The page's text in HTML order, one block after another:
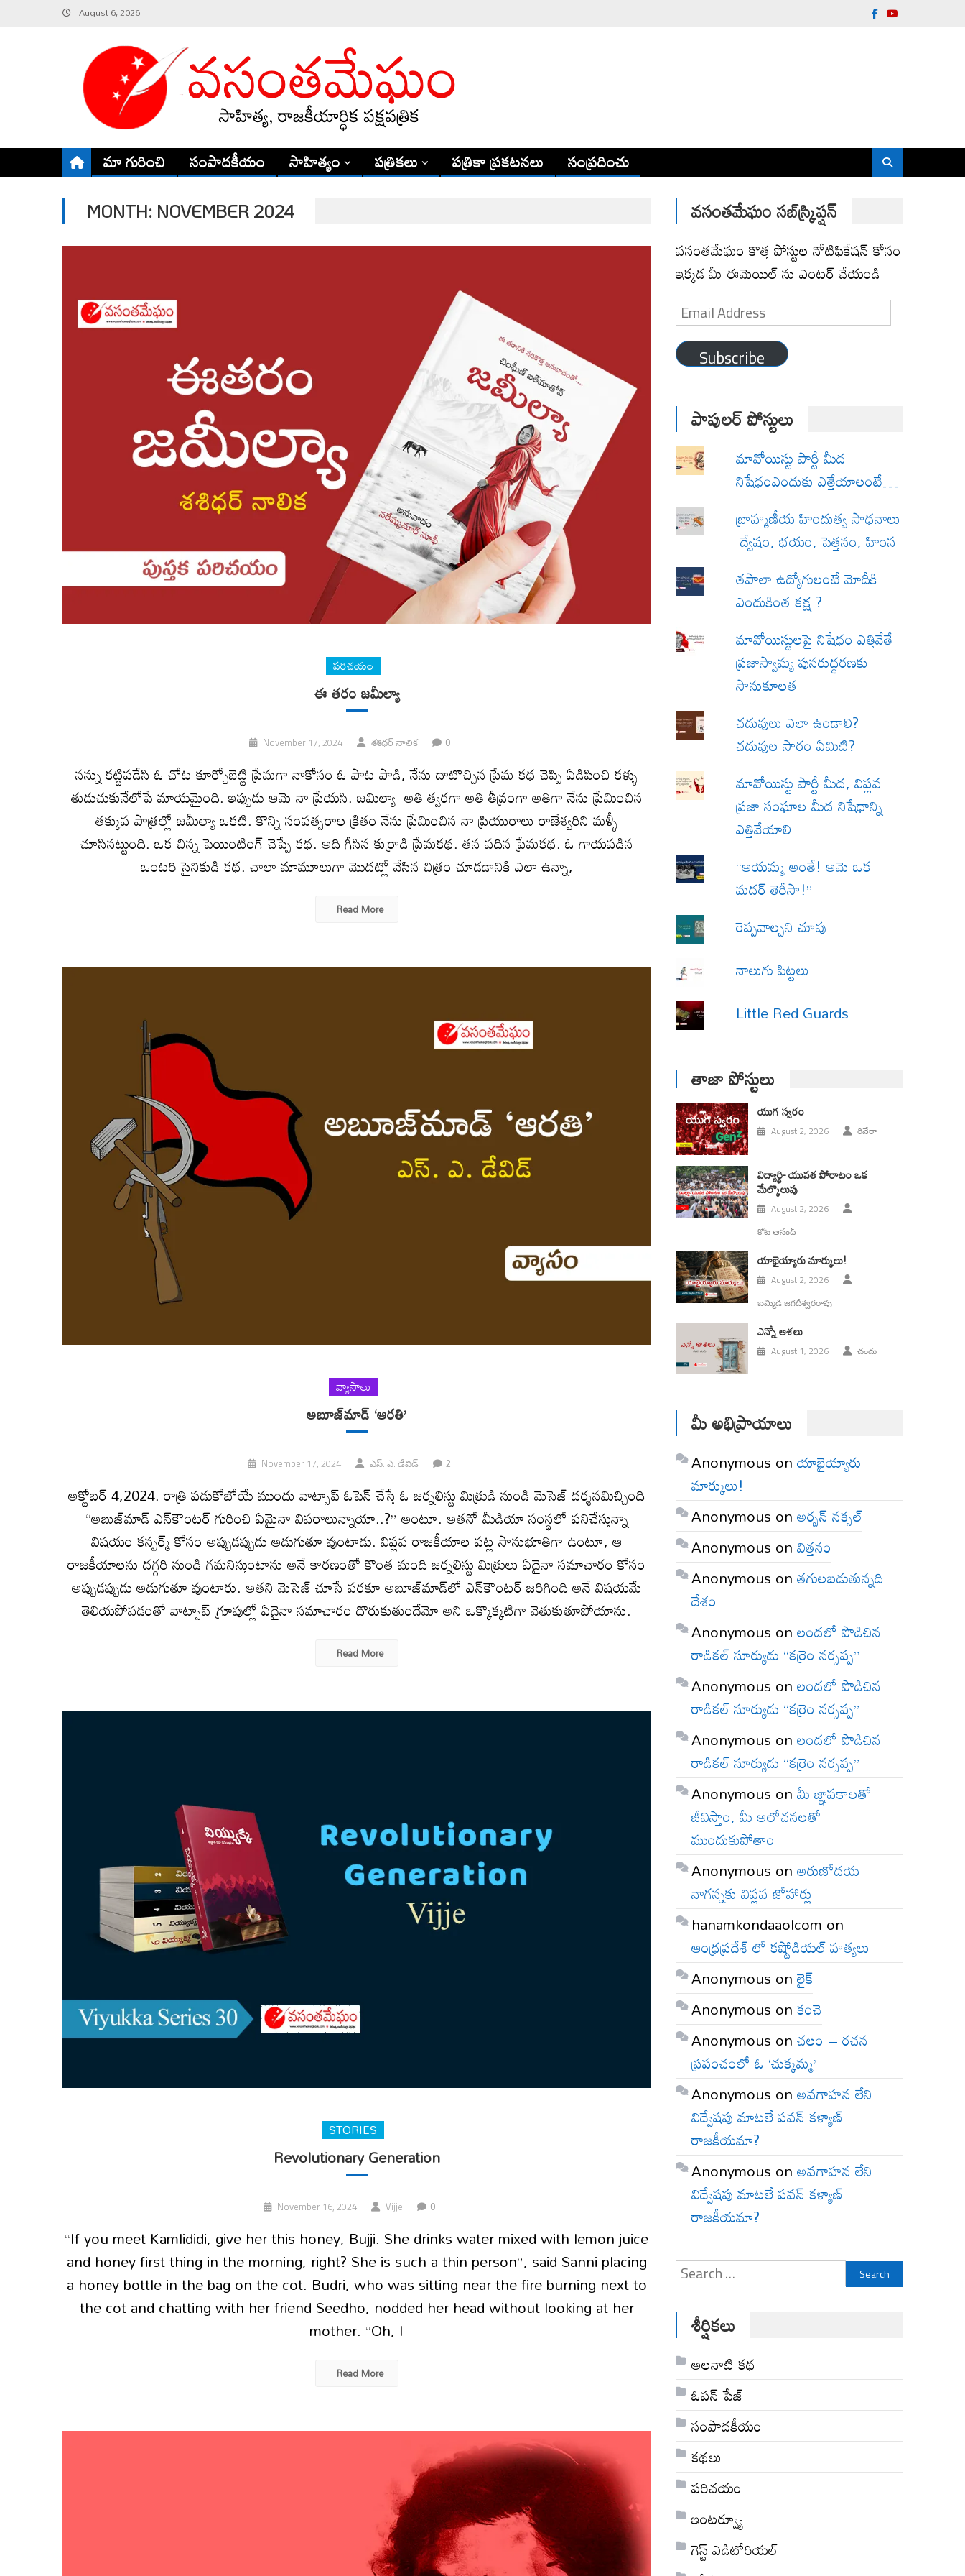
August 6, 2026
మా గురించి సంపాదకీయం సాహిత్యం పత్రికలు పత్రికా ప్రకటనలు సంప్రదించు
MONTH: NOVEMBER 2024
పరిచయం
ఈ తరం జమీల్యా
November 17, 2024 శశిధర్ నాలిక 0
నన్ను కట్టిపడేసి ఓ చోట కూర్చోబెట్టి ప్రేమగా నాకోసం ఓ పాట పాడి, నేను దాటొచ్చిన ప్రేమ కధ చెప్పి ఏడిపించి కళ్ళు
తుడుచుకునేలోపే మాయమైంది. ఇప్పుడు ఆమె నా ప్రేయసి. జమిల్యా అతి త్వరగా అతి తీవ్రంగా అతిగా నేను ప్రేమించిన
తక్కువ పాత్రల్లో జమీల్యా ఒకటి. కొన్ని సంవత్సరాల క్రితం నేను ప్రేమించిన నా ప్రియురాలు రాజేశ్వరిని మళ్ళీ
చూసినట్టుంది. ఒక చిన్న పెయింటింగ్ చెప్పే కథ. అది గీసిన కుర్రాడి ప్రేమకథ. తన వదిన ప్రేమకథ. ఓ గాయపడిన
ఒంటరి సైనికుడి కథ. చాలా మామూలుగా మొదట్లో వేసిన చిత్రం చూడడానికి ఎలా ఉన్నా,
Read More
వ్యాసాలు
అబూజ్‌మాడ్‌ ‘ఆరతి’
November 17, 2024 ఎస్‌. ఎ. డేవిడ్‌ 2
అక్టోబర్‌ 4,2024. రాత్రి పడుకోబోయే ముందు వాట్సాప్‌ ఓపెన్‌ చేస్తే ఓ జర్నలిస్టు మిత్రుడి నుండి మెసెజ్‌ దర్శనమిచ్చింది
“అబుజ్‌మాడ్‌ ఎన్‌కౌంటర్‌ గురించి ఏమైనా వివరాలున్నాయా..?” అంటూ. అతనో మీడియా సంస్థలో పనిచేస్తున్నా
విషయం కన్ఫర్మ్‌ కోసం అప్పుడప్పుడు అడుగుతూ వుంటాడు. విప్లవ రాజకీయాల పట్ల సానుభూతిగా ఉంటూ, ఆ
రాజకీయాలను దగ్గరి నుండి గమనిస్తుంటాను అనే కారణంతో కొంత మంది జర్నలిస్టు మిత్రులు ఏదైనా సమాచారం కోసం
అప్పుడప్పుడు అడుగుతూ వుంటారు. అతని మెసెజ్‌ చూసే వరకూ అబూజ్‌మాడ్‌లో ఎన్‌కౌంటర్‌ జరిగింది అనే విషయమే
తెలియపోవడంతో వాట్సాప్‌ గ్రూపుల్లో ఏదైనా సమాచారం దొరుకుతుందేమో అని ఒక్కొక్కటిగా వెతుకుతూపోయాను.
Read More
STORIES
Revolutionary Generation
November 16, 2024 Vijje 0
“If you meet Kamlididi, give her this honey, Bujji. She drinks water mixed with lemon juice
and honey first thing in the morning, right? She is such a thin person”, said Sanni placing
a honey bottle in the bag on the cot. Budri, who was sitting near the fire burning next to
the cot and chatting with her friend Seedho, nodded her head without looking at her
mother. “Oh, I
Read More
వసంతమేఘం సబ్‌స్క్రిప్షన్
వసంతమేఘం కొత్త పోస్టుల నోటిఫికేషన్ కోసం
ఇక్కడ మీ ఈమెయిల్ ను ఎంటర్ చేయండి
Email
Address
Subscribe
పాపులర్ పోస్టులు
మావోయిస్టు పార్టీ మీద
నిషేధంఎందుకు ఎత్తేయాలంటే…
బ్రాహ్మణీయ హిందుత్వ సాధనాలు
ద్వేషం, భయం, పెత్తనం, హింస
త‌పాలా ఉద్యోగులంటే మోదీకి
ఎందుకింత కక్ష ?
మావోయిస్టులపై నిషేధం ఎత్తివేతే
ప్రజాస్వామ్య పునరుద్ధరణకు
సానుకూలత
చదువులు ఎలా ఉండాలి?
చదువుల సారం ఏమిటి?
మావోయిస్టు పార్టీ మీద, విప్లవ
ప్రజా సంఘాల మీద నిషేధాన్ని
ఎత్తివేయాలి
“ఆయమ్మ అంతే! ఆమె ఒక
మదర్ తెరీసా!”
రెప్పవాల్చని చూపు
నాలుగు పిట్టలు
Little Red Guards
తాజా పోస్టులు
యుగ స్వ‌రం
August 2, 2026 రివేరా
విద్యార్థి- యువత పోరాటం ఒక
మేల్కొలుపు
August 2, 2026
కోట ఆనంద్
యాభైయ్యారు మార్కులు!
August 2, 2026
బమ్మిడి జగదీశ్వరరావు
ఎన్నో ఆశలు
August 1, 2026 చందు
మీ అభిప్రాయాలు
Anonymous onయాభైయ్యారు
మార్కులు!
Anonymous onఅర్బన్ నక్సల్
Anonymous onవిత్తనం
Anonymous onతగులబడుతున్నది
దేశం
Anonymous onలందలో పొడిచిన
రాడికల్ సూర్యుడు “కర్రెం నర్సప్ప”
Anonymous onలందలో పొడిచిన
రాడికల్ సూర్యుడు “కర్రెం నర్సప్ప”
Anonymous onలందలో పొడిచిన
రాడికల్ సూర్యుడు “కర్రెం నర్సప్ప”
Anonymous onమీ జ్ఞాపకాలతో
జీవిస్తాం, మీ ఆలోచనలతో
ముందుకుపోతాం
Anonymous onఅరుణోదయ
నాగన్నకు విప్లవ జోహార్లు
hanamkondaaolcom on
ఆంధ్రప్రదేశ్ లో కష్టోడియల్ హత్యలు
Anonymous onలైక్
Anonymous onకంచె
Anonymous onచలం – రచన
ప్రపంచంలో ఓ ‘చుక్కమ్మ’
Anonymous onఅవగాహన లేని
విద్వేషపు మాటలే పవన్ కళ్యాణ్
రాజకీయమా?
Anonymous onఅవగాహన లేని
విద్వేషపు మాటలే పవన్ కళ్యాణ్
రాజకీయమా?
Search
for:
శీర్షికలు
అల‌నాటి క‌థ‌
ఓపన్ పేజ్
సంపాదకీయం
కథలు
పరిచయం
ఇంటర్వ్యూ
గెస్ట్ ఎడిటోరియల్